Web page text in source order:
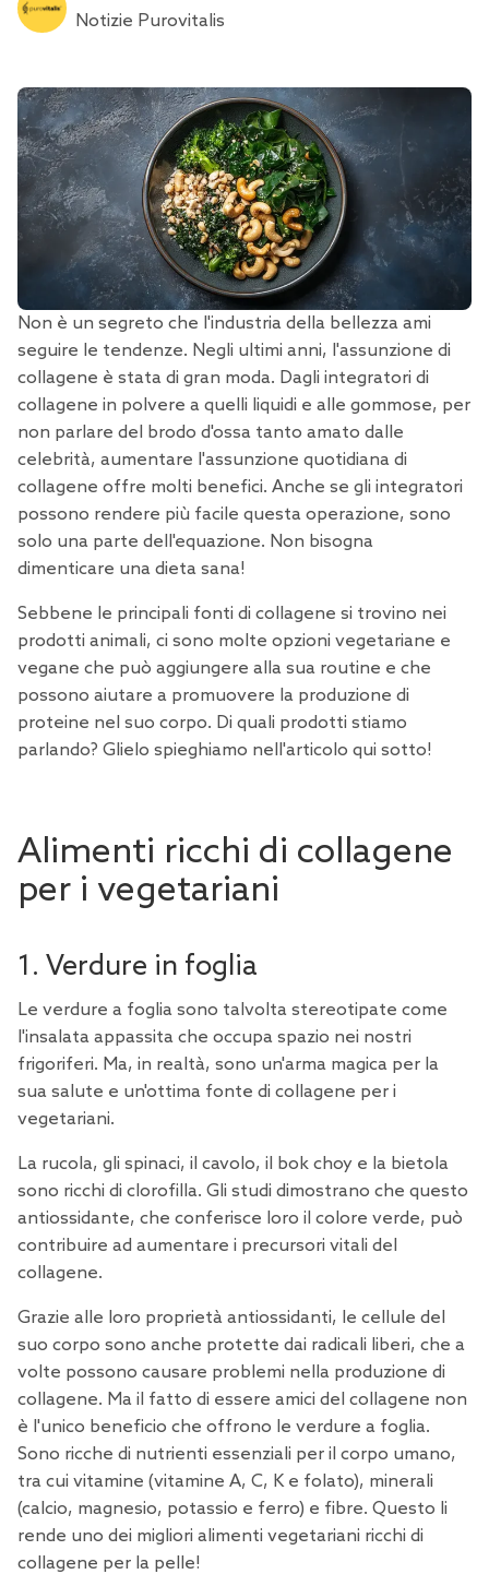
Notizie Purovitalis
Non è un segreto che l'industria della bellezza ami
seguire le tendenze. Negli ultimi anni, l'assunzione di
collagene è stata di gran moda. Dagli integratori di
collagene in polvere a quelli liquidi e alle gommose, per
non parlare del brodo d'ossa tanto amato dalle
celebrità, aumentare l'assunzione quotidiana di
collagene offre molti benefici. Anche se gli integratori
possono rendere più facile questa operazione, sono
solo una parte dell'equazione. Non bisogna
dimenticare una dieta sana!
Sebbene le principali fonti di collagene si trovino nei
prodotti animali, ci sono molte opzioni vegetariane e
vegane che può aggiungere alla sua routine e che
possono aiutare a promuovere la produzione di
proteine nel suo corpo. Di quali prodotti stiamo
parlando? Glielo spieghiamo nell'articolo qui sotto!
Alimenti ricchi di collagene
per i vegetariani
1. Verdure in foglia
Le verdure a foglia sono talvolta stereotipate come
l'insalata appassita che occupa spazio nei nostri
frigoriferi. Ma, in realtà, sono un'arma magica per la
sua salute e un'ottima fonte di collagene per i
vegetariani.
La rucola, gli spinaci, il cavolo, il bok choy e la bietola
sono ricchi di clorofilla. Gli studi dimostrano che questo
antiossidante, che conferisce loro il colore verde, può
contribuire ad aumentare i precursori vitali del
collagene.
Grazie alle loro proprietà antiossidanti, le cellule del
suo corpo sono anche protette dai radicali liberi, che a
volte possono causare problemi nella produzione di
collagene. Ma il fatto di essere amici del collagene non
è l'unico beneficio che offrono le verdure a foglia.
Sono ricche di nutrienti essenziali per il corpo umano,
tra cui vitamine (vitamine A, C, K e folato), minerali
(calcio, magnesio, potassio e ferro) e fibre. Questo li
rende uno dei migliori alimenti vegetariani ricchi di
collagene per la pelle!